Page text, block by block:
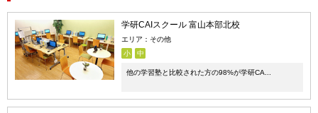
学研CAIスクール 富山本部北校
エリア：その他
小
中
他の学習塾と比較された方の98%が学研CA...